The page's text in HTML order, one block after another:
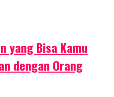
yang Bisa Kamu
dengan Orang